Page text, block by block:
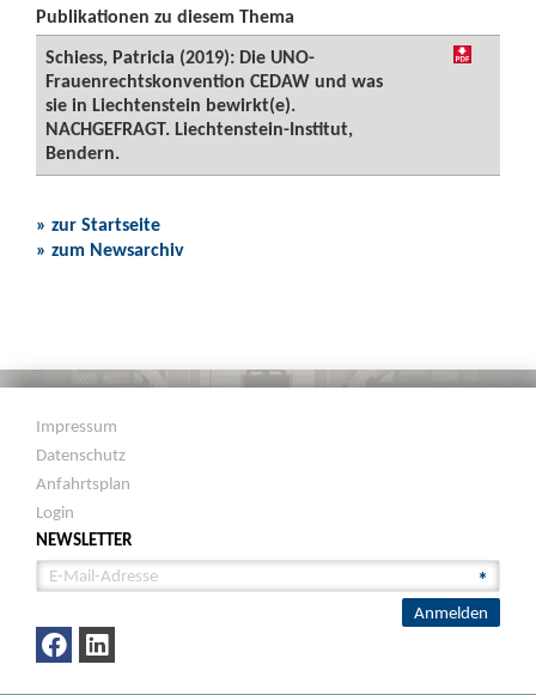
Publikationen zu diesem Thema
Schiess, Patricia (2019): Die UNO-
Frauenrechtskonvention CEDAW und was
sie in Liechtenstein bewirkt(e).
NACHGEFRAGT. Liechtenstein-Institut,
Bendern.
» zur Startseite
» zum Newsarchiv
Impressum
Datenschutz
Anfahrtsplan
Login
NEWSLETTER